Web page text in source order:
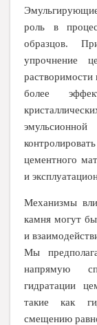
роль в
образцов.
упрочнение
растворимости
более
цементного
и
Механизмы
камня могут
и
Мы
напрямую
гидратации
такие как
смещению